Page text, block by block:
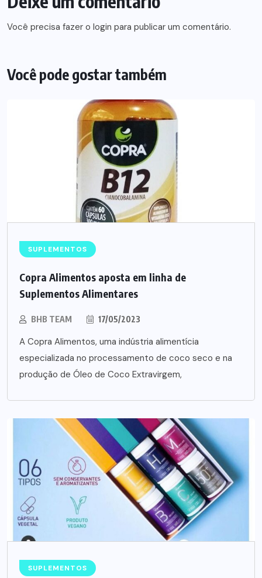
Você precisa fazer o login para publicar um comentário.
Você pode gostar também
SUPLEMENTOS
Copra Alimentos aposta em linha de
Suplementos Alimentares
BHB TEAM 17/05/2023
A Copra Alimentos, uma indústria alimentícia
especializada no processamento de coco seco e na
produção de Óleo de Coco Extravirgem,
SUPLEMENTOS